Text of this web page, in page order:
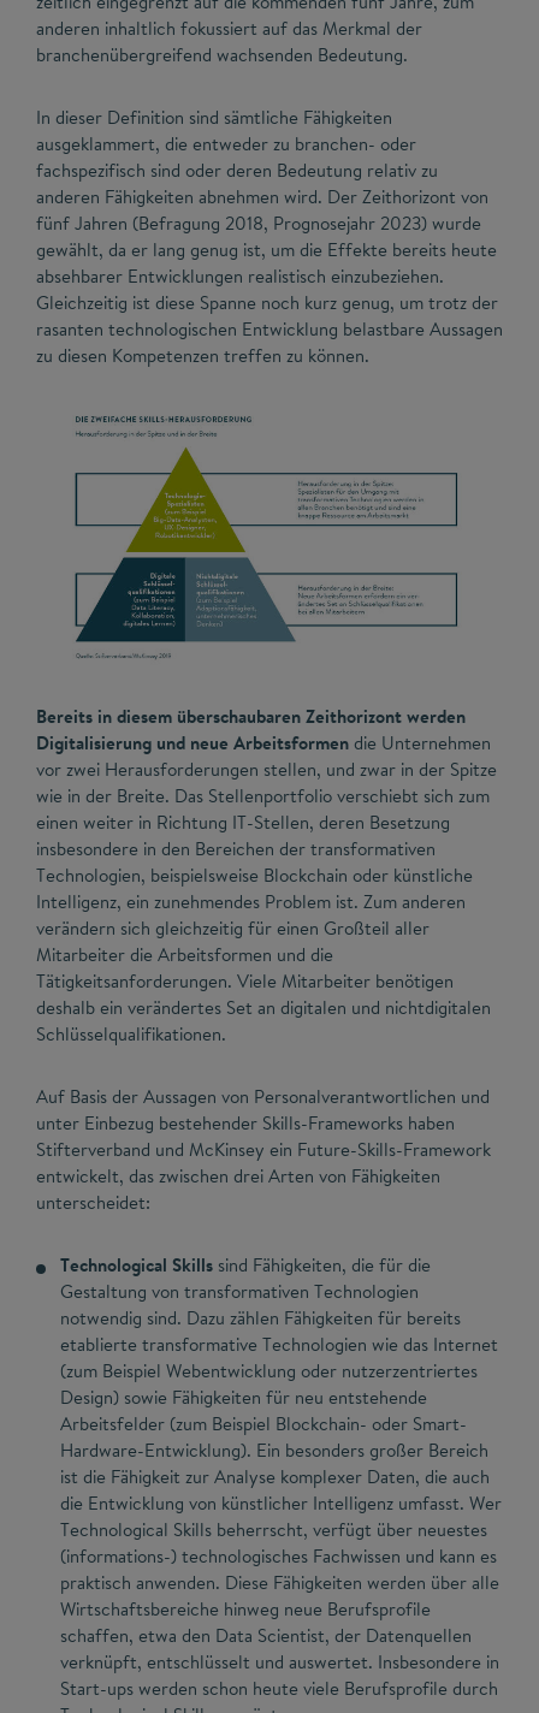
anderen inhaltlich fokussiert auf das Merkmal der
branchenübergreifend wachsenden Bedeutung.
In dieser Definition sind sämtliche Fähigkeiten
ausgeklammert, die entweder zu branchen- oder
fachspezifisch sind oder deren Bedeutung relativ zu
anderen Fähigkeiten abnehmen wird. Der Zeithorizont von
fünf Jahren (Befragung 2018, Prognosejahr 2023) wurde
gewählt, da er lang genug ist, um die Effekte bereits heute
absehbarer Entwicklungen realistisch einzubeziehen.
Gleichzeitig ist diese Spanne noch kurz genug, um trotz der
rasanten technologischen Entwicklung belastbare Aussagen
zu diesen Kompetenzen treffen zu können.
Bereits in diesem überschaubaren Zeithorizont werden
Digitalisierung und neue Arbeitsformendie Unternehmen
vor zwei Herausforderungen stellen, und zwar in der Spitze
wie in der Breite. Das Stellenportfolio verschiebt sich zum
einen weiter in Richtung IT-Stellen, deren Besetzung
insbesondere in den Bereichen der transformativen
Technologien, beispielsweise Blockchain oder künstliche
Intelligenz, ein zunehmendes Problem ist. Zum anderen
verändern sich gleichzeitig für einen Großteil aller
Mitarbeiter die Arbeitsformen und die
Tätigkeitsanforderungen. Viele Mitarbeiter benötigen
deshalb ein verändertes Set an digitalen und nichtdigitalen
Schlüsselqualifikationen.
Auf Basis der Aussagen von Personalverantwortlichen und
unter Einbezug bestehender Skills-Frameworks haben
Stifterverband und McKinsey ein Future-Skills-Framework
entwickelt, das zwischen drei Arten von Fähigkeiten
unterscheidet:
Technological Skills sind Fähigkeiten, die für die
Gestaltung von transformativen Technologien
notwendig sind. Dazu zählen Fähigkeiten für bereits
etablierte transformative Technologien wie das Internet
(zum Beispiel Webentwicklung oder nutzerzentriertes
Design) sowie Fähigkeiten für neu entstehende
Arbeitsfelder (zum Beispiel Blockchain- oder Smart-
Hardware-Entwicklung). Ein besonders großer Bereich
ist die Fähigkeit zur Analyse komplexer Daten, die auch
die Entwicklung von künstlicher Intelligenz umfasst. Wer
Technological Skills beherrscht, verfügt über neuestes
(informations-) technologisches Fachwissen und kann es
praktisch anwenden. Diese Fähigkeiten werden über alle
Wirtschaftsbereiche hinweg neue Berufsprofile
schaffen, etwa den Data Scientist, der Datenquellen
verknüpft, entschlüsselt und auswertet. Insbesondere in
Start-ups werden schon heute viele Berufsprofile durch